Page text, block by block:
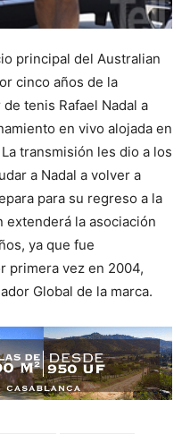
principal del Australian
cinco años de la
tenis Rafael Nadal a
en vivo alojada en
transmisión les dio a los
a Nadal a volver a
para su regreso a la
extenderá la asociación
ya que fue
primera vez en 2004,
Global de la marca.